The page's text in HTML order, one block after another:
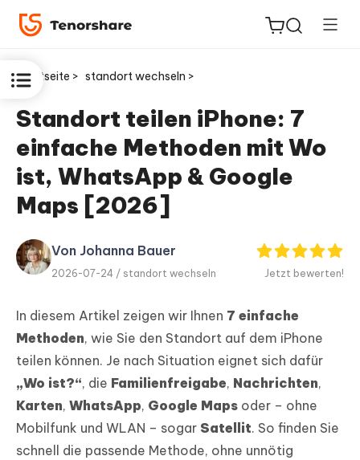
ReiBoot
for iOS
PDNob
Editor
Startseite > standort wechseln >
Standort teilen iPhone: 7
einfache Methoden mit Wo
ist, WhatsApp & Google
Maps [2026]
Von Johanna Bauer
2026-07-24 / standort wechseln Jetzt bewerten!
In diesem Artikel zeigen wir Ihnen 7 einfache
Methoden, wie Sie den Standort auf dem iPhone
teilen können. Je nach Situation eignet sich dafür
„Wo ist?“, die Familienfreigabe, Nachrichten,
Karten, WhatsApp, Google Maps oder – ohne
Mobilfunk und WLAN – sogar Satellit. So finden Sie
schnell die passende Methode, ohne unnötig